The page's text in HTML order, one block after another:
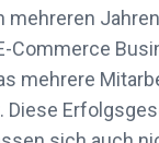
mehreren
Commerce
mehrere
Diese